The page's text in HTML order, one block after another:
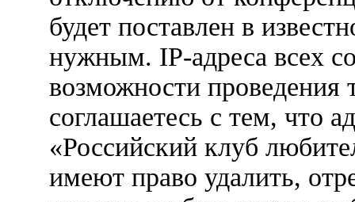
будет поставлен в
нужным. IP-адреса всех
возможности
соглашаетесь с тем, что
«Российский клуб
имеют право удалить,